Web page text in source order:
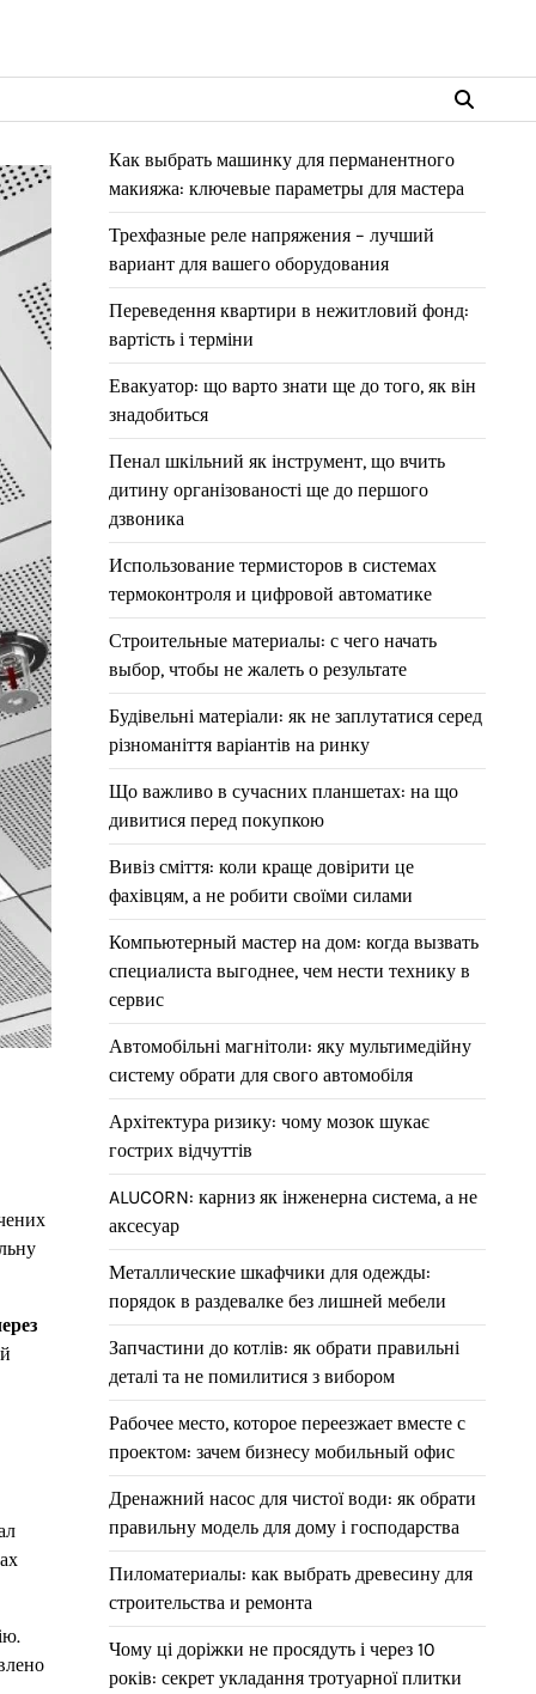
Как выбрать машинку для перманентного
макияжа: ключевые параметры для мастера
Трехфазные реле напряжения – лучший
вариант для вашего оборудования
Переведення квартири в нежитловий фонд:
вартість і терміни
Евакуатор: що варто знати ще до того, як він
знадобиться
Пенал шкільний як інструмент, що вчить
дитину організованості ще до першого
дзвоника
Использование термисторов в системах
термоконтроля и цифровой автоматике
Строительные материалы: с чего начать
выбор, чтобы не жалеть о результате
Будівельні матеріали: як не заплутатися серед
різноманіття варіантів на ринку
Що важливо в сучасних планшетах: на що
дивитися перед покупкою
Вивіз сміття: коли краще довірити це
фахівцям, а не робити своїми силами
Компьютерный мастер на дом: когда вызвать
специалиста выгоднее, чем нести технику в
сервис
Автомобільні магнітоли: яку мультимедійну
систему обрати для свого автомобіля
Архітектура ризику: чому мозок шукає
гострих відчуттів
ALUCORN: карниз як інженерна система, а не
аксесуар
Металлические шкафчики для одежды:
порядок в раздевалке без лишней мебели
Запчастини до котлів: як обрати правильні
деталі та не помилитися з вибором
Рабочее место, которое переезжает вместе с
проектом: зачем бизнесу мобильный офис
Дренажний насос для чистої води: як обрати
правильну модель для дому і господарства
Пиломатериалы: как выбрать древесину для
строительства и ремонта
Чому ці доріжки не просядуть і через 10
років: секрет укладання тротуарної плитки